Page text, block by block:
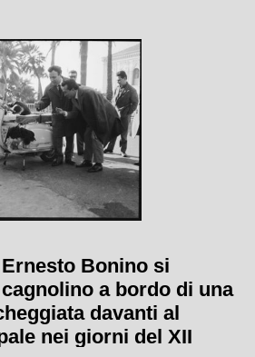
Bonino si
a bordo di una
davanti al
nei giorni del XII